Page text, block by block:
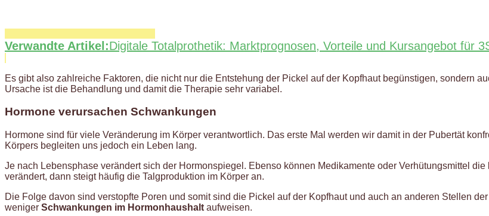
Verwandte Artikel:Digitale Totalprothetik: Marktprognosen, Vorteile und Kursangebot für
Es gibt also zahlreiche Faktoren, die nicht nur die Entstehung der Pickel auf der Kopfhaut begünstigen, sondern
Ursache ist die Behandlung und damit die Therapie sehr variabel.
Hormone verursachen Schwankungen
Hormone sind für viele Veränderung im Körper verantwortlich. Das erste Mal werden wir damit in der Pubertät
Körpers begleiten uns jedoch ein Leben lang.
Je nach Lebensphase verändert sich der Hormonspiegel. Ebenso können Medikamente oder Verhütungsmittel die
verändert, dann steigt häufig die Talgproduktion im Körper an.
Die Folge davon sind verstopfte Poren und somit sind die Pickel auf der Kopfhaut und auch an anderen Stellen
weniger Schwankungen im Hormonhaushalt aufweisen.